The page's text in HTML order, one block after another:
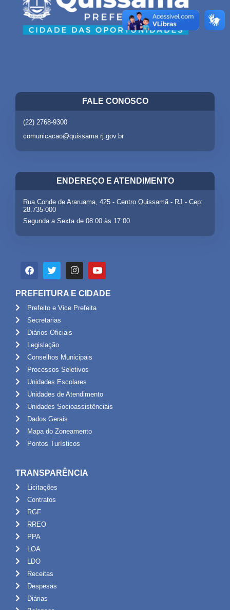
FALE CONOSCO
(22) 2768-9300
comunicacao@quissama.rj.gov.br
ENDEREÇO E ATENDIMENTO
Rua Conde de Araruama, 425 - Centro Quissamã - RJ - Cep:
28.735-000
Segunda a Sexta de 08:00 às 17:00
PREFEITURA E CIDADE
Prefeito e Vice Prefeita
Secretarias
Diários Oficiais
Legislação
Conselhos Municipais
Processos Seletivos
Unidades Escolares
Unidades de Atendimento
Unidades Socioassistênciais
Dados Gerais
Mapa do Zoneamento
Pontos Turísticos
TRANSPARÊNCIA
Licitações
Contratos
RGF
RREO
PPA
LOA
LDO
Receitas
Despesas
Diárias